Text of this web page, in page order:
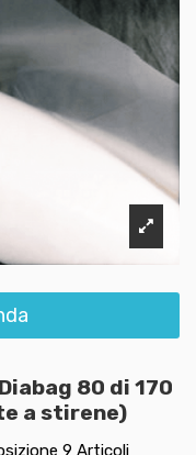
80 di 170
a stirene)
9 Articoli